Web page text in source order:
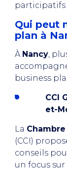
participatifs
Qui peut
plan à
À Nancy,
business
CCI
et-
La
(CCI)
conseils
un focus